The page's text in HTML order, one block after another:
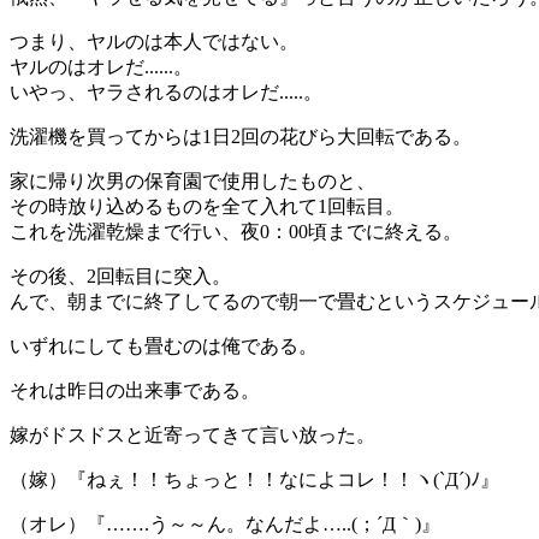
つまり、ヤルのは本人ではない。
ヤルのはオレだ......。
いやっ、ヤラされるのはオレだ.....。
洗濯機を買ってからは1日2回の花びら大回転である。
家に帰り次男の保育園で使用したものと、
その時放り込めるものを全て入れて1回転目。
これを洗濯乾燥まで行い、夜0：00頃までに終える。
その後、2回転目に突入。
んで、朝までに終了してるので朝一で畳むというスケジュー
いずれにしても畳むのは俺である。
それは昨日の出来事である。
嫁がドスドスと近寄ってきて言い放った。
（嫁）『ねぇ！！ちょっと！！なによコレ！！ヽ(`Д´)ﾉ』
（オレ）『…….う～～ん。なんだよ…..(；´Д｀)』